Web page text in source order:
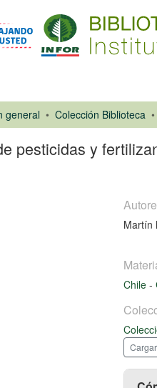
general Colección Biblioteca
pesticidas y
Martín
Chile -